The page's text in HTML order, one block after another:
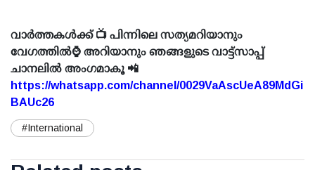
വാർത്തകൾക്ക് 📺 പിന്നിലെ സത്യമറിയാനും
വേഗത്തിൽ⌚ അറിയാനും ഞങ്ങളുടെ വാട്ട്സാപ്പ്
ചാനലിൽ അംഗമാകൂ 📲
https://whatsapp.com/channel/0029VaAscUeA89MdGi
BAUc26
#International